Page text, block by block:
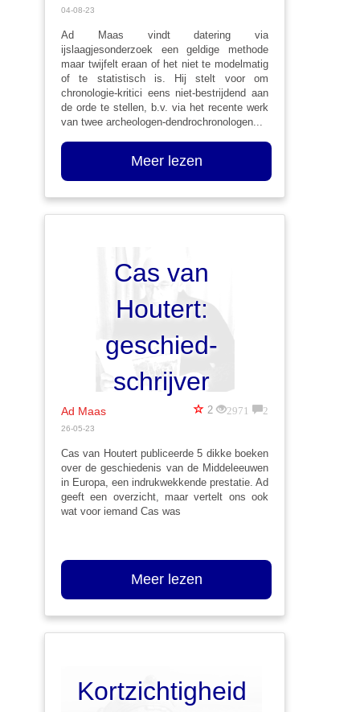
04-08-23
Ad Maas vindt datering via
ijslaagjesonderzoek een geldige methode
maar twijfelt eraan of het niet te modelmatig
of te statistisch is. Hij stelt voor om
chronologie-kritici eens niet-bestrijdend aan
de orde te stellen, b.v. via het recente werk
van twee archeologen-dendrochronologen...
Meer lezen
Cas van
Houtert:
geschied-
schrijver
Ad Maas
26-05-23
2 2971 2
Cas van Houtert publiceerde 5 dikke boeken
over de geschiedenis van de Middeleeuwen
in Europa, een indrukwekkende prestatie. Ad
geeft een overzicht, maar vertelt ons ook
wat voor iemand Cas was
Meer lezen
Kortzichtigheid